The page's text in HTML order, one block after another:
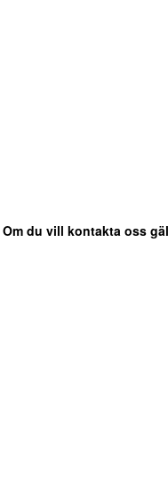
Om du vill kontakta oss